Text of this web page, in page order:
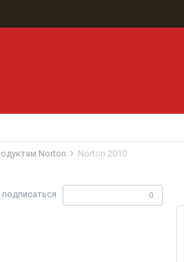
Norton Norton 2010
0